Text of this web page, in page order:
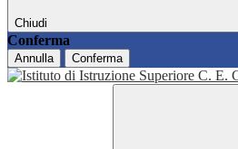
Chiudi
Conferma
Annulla Conferma